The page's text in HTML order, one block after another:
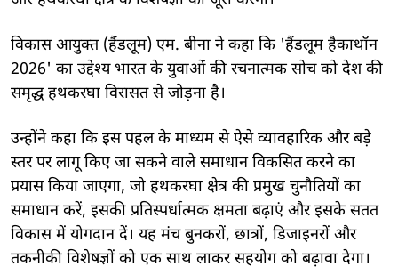
विकास आयुक्त (हैंडलूम) एम. बीना ने कहा कि 'हैंडलूम हैकाथॉन
2026' का उद्देश्य भारत के युवाओं की रचनात्मक सोच को देश की
समृद्ध हथकरघा विरासत से जोड़ना है।
उन्होंने कहा कि इस पहल के माध्यम से ऐसे व्यावहारिक और बड़े
स्तर पर लागू किए जा सकने वाले समाधान विकसित करने का
प्रयास किया जाएगा, जो हथकरघा क्षेत्र की प्रमुख चुनौतियों का
समाधान करें, इसकी प्रतिस्पर्धात्मक क्षमता बढ़ाएं और इसके सतत
विकास में योगदान दें। यह मंच बुनकरों, छात्रों, डिजाइनरों और
तकनीकी विशेषज्ञों को एक साथ लाकर सहयोग को बढ़ावा देगा।